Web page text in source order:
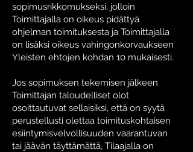
sopimusrikkomukseksi, jolloin
Toimittajalla on oikeus pidättyä
ohjelman toimituksesta ja Toimittajalla
on lisäksi oikeus vahingonkorvaukseen
Yleisten ehtojen kohdan 10 mukaisesti.
Jos sopimuksen tekemisen jälkeen
Toimittajan taloudelliset olot
osoittautuvat sellaisiksi, että on syytä
perustellusti olettaa toimituskohtaisen
esiintymisvelvollisuuden vaarantuvan
tai jäävän täyttämättä, Tilaajalla on